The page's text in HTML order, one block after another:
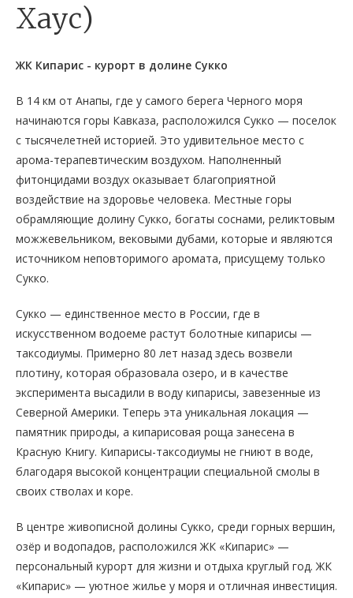
Хаус)
ЖК Кипарис - курорт в долине Сукко
В 14 км от Анапы, где у самого берега Черного моря
начинаются горы Кавказа, расположился Сукко — поселок
с тысячелетней историей. Это удивительное место с
арома-терапевтическим воздухом. Наполненный
фитонцидами воздух оказывает благоприятной
воздействие на здоровье человека. Местные горы
обрамляющие долину Сукко, богаты соснами, реликтовым
можжевельником, вековыми дубами, которые и являются
источником неповторимого аромата, присущему только
Сукко.
Сукко — единственное место в России, где в
искусственном водоеме растут болотные кипарисы —
таксодиумы. Примерно 80 лет назад здесь возвели
плотину, которая образовала озеро, и в качестве
эксперимента высадили в воду кипарисы, завезенные из
Северной Америки. Теперь эта уникальная локация —
памятник природы, а кипарисовая роща занесена в
Красную Книгу. Кипарисы-таксодиумы не гниют в воде,
благодаря высокой концентрации специальной смолы в
своих стволах и коре.
В центре живописной долины Сукко, среди горных вершин,
озёр и водопадов, расположился ЖК «Кипарис» —
персональный курорт для жизни и отдыха круглый год. ЖК
«Кипарис» — уютное жилье у моря и отличная инвестиция.